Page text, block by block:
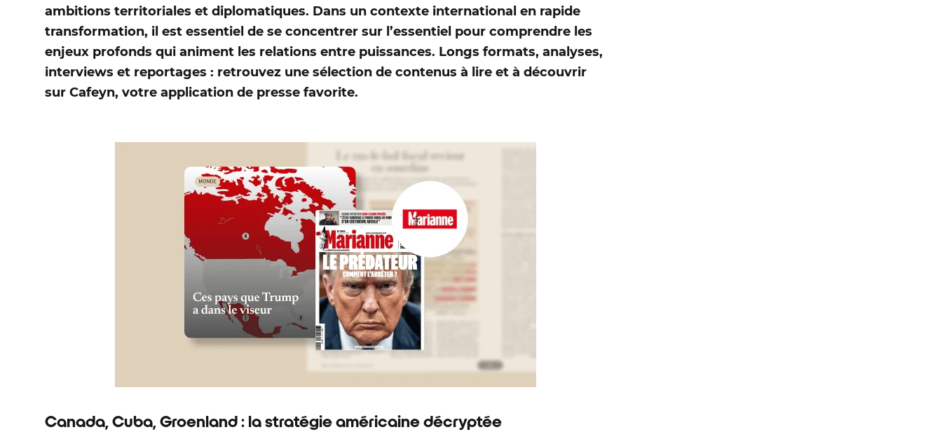
ambitions territoriales et diplomatiques. Dans un contexte international en rapide
transformation, il est essentiel de se concentrer sur l’essentiel pour comprendre les
enjeux profonds qui animent les relations entre puissances. Longs formats, analyses,
interviews et reportages : retrouvez une sélection de contenus à lire et à découvrir
sur Cafeyn, votre application de presse favorite.
Canada, Cuba, Groenland : la stratégie américaine décryptée